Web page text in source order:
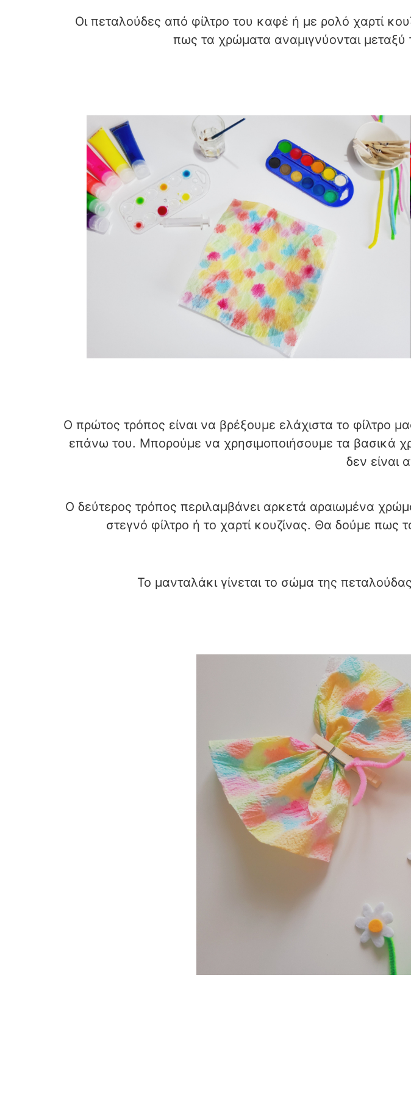
Οι πεταλούδες από φίλτρο του καφέ ή με ρολό χαρτί
πως τα χρώματα αναμιγνύονται μεταξύ
Ο πρώτος τρόπος είναι να βρέξουμε ελάχιστα το
επάνω του. Μπορούμε να χρησιμοποιήσουμε τα βασικά
δεν είναι
Ο δεύτερος τρόπος περιλαμβάνει αρκετά αραιωμένα
στεγνό φίλτρο ή το χαρτί κουζίνας. Θα δούμε πως
Το μανταλάκι γίνεται το σώμα της